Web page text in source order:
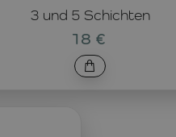
3 und 5 Schichten
18 €